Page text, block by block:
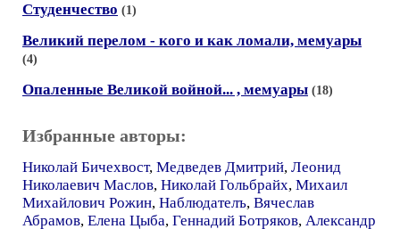
Студенчество (1)
Великий перелом - кого и как ломали, мемуары
(4)
Опаленные Великой войной... , мемуары (18)
Избранные авторы:
Николай Бичехвост, Медведев Дмитрий, Леонид
Николаевич Маслов, Николай Гольбрайх, Михаил
Михайлович Рожин, Наблюдателъ, Вячеслав
Абрамов, Елена Цыба, Геннадий Ботряков, Александр